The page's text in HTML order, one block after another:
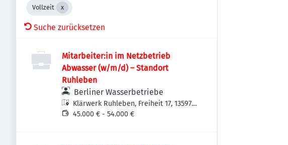
Vollzeit
Suche zurücksetzen
Mitarbeiter:in im Netzbetrieb
Abwasser (w/m/d) – Standort
Ruhleben
Berliner Wasserbetriebe
Klärwerk Ruhleben, Freiheit 17, 13597
Berlin, Deutschland
45.000 € - 54.000 €